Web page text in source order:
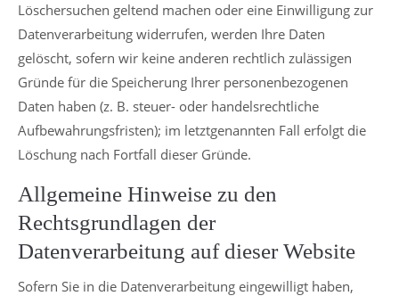
Löschersuchen geltend machen oder eine Einwilligung zur
Datenverarbeitung widerrufen, werden Ihre Daten
gelöscht, sofern wir keine anderen rechtlich zulässigen
Gründe für die Speicherung Ihrer personenbezogenen
Daten haben (z. B. steuer- oder handelsrechtliche
Aufbewahrungsfristen); im letztgenannten Fall erfolgt die
Löschung nach Fortfall dieser Gründe.
Allgemeine Hinweise zu den
Rechtsgrundlagen der
Datenverarbeitung auf dieser Website
Sofern Sie in die Datenverarbeitung eingewilligt haben,